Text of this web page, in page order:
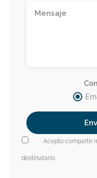
Acepto compartir
destinatario.